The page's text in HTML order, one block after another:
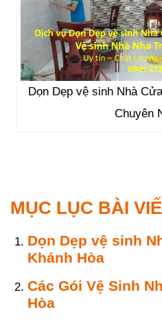
Dọn Dẹp vệ sinh Nhà
Chuyên
MỤC LỤC BÀI
Dọn Dẹp vệ sinh
Khánh Hòa
Các Gói Vệ Sinh
Hòa